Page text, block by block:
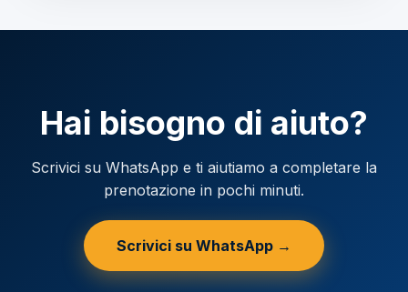
Hai bisogno di aiuto?
Scrivici su WhatsApp e ti aiutiamo a completare la
prenotazione in pochi minuti.
Scrivici su WhatsApp →